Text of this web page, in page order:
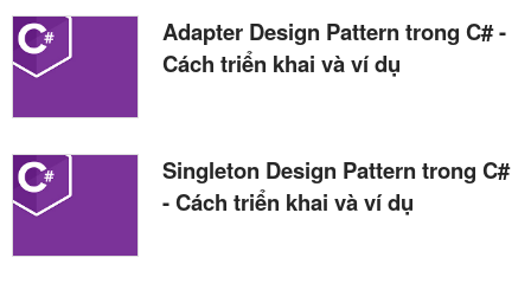
Adapter Design Pattern trong C# -
Cách triển khai và ví dụ
Singleton Design Pattern trong C#
- Cách triển khai và ví dụ